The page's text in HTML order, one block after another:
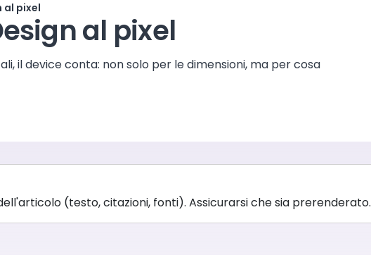
al pixel
al pixel
il device conta: non solo per le dimensioni, ma per cosa
(testo, citazioni, fonti). Assicurarsi che sia prerenderato.